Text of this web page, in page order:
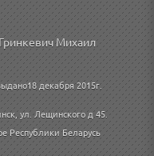
Михаил
декабря 2015г.
ул. Лещинского д 45.
Республики Беларусь